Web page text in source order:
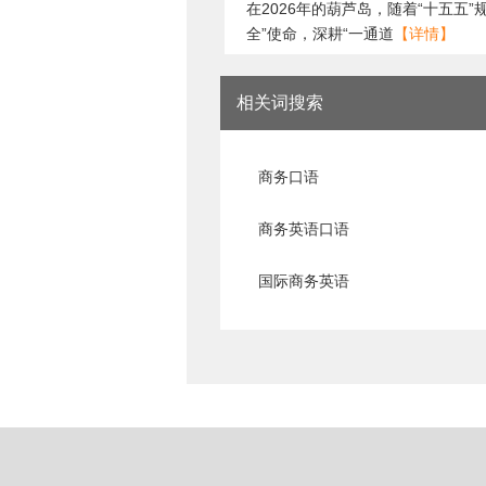
在2026年的葫芦岛，随着“十五五”
全”使命，深耕“一通道 【详情】
相关词搜索
商务口语
商务英语口语
国际商务英语